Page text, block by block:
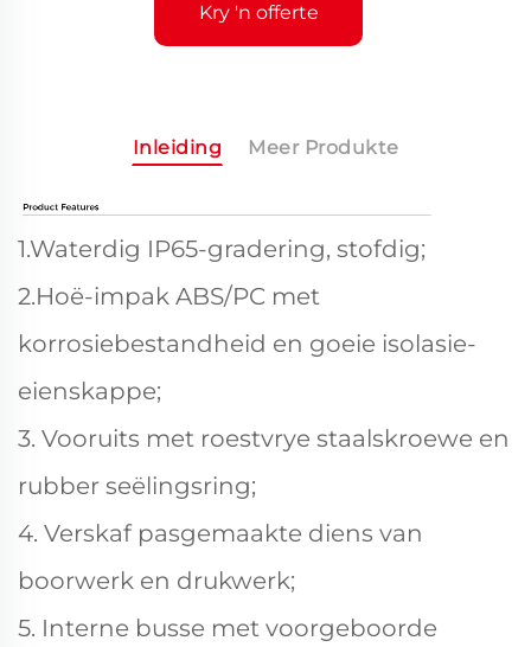
Kry 'n offerte
Inleiding Meer Produkte
1.Waterdig IP65-gradering, stofdig;
2.Hoë-impak ABS/PC met
korrosiebestandheid en goeie isolasie-
eienskappe;
3. Vooruits met roestvrye staalskroewe en
rubber seëlingsring;
4. Verskaf pasgemaakte diens van
boorwerk en drukwerk;
5. Interne busse met voorgeboorde